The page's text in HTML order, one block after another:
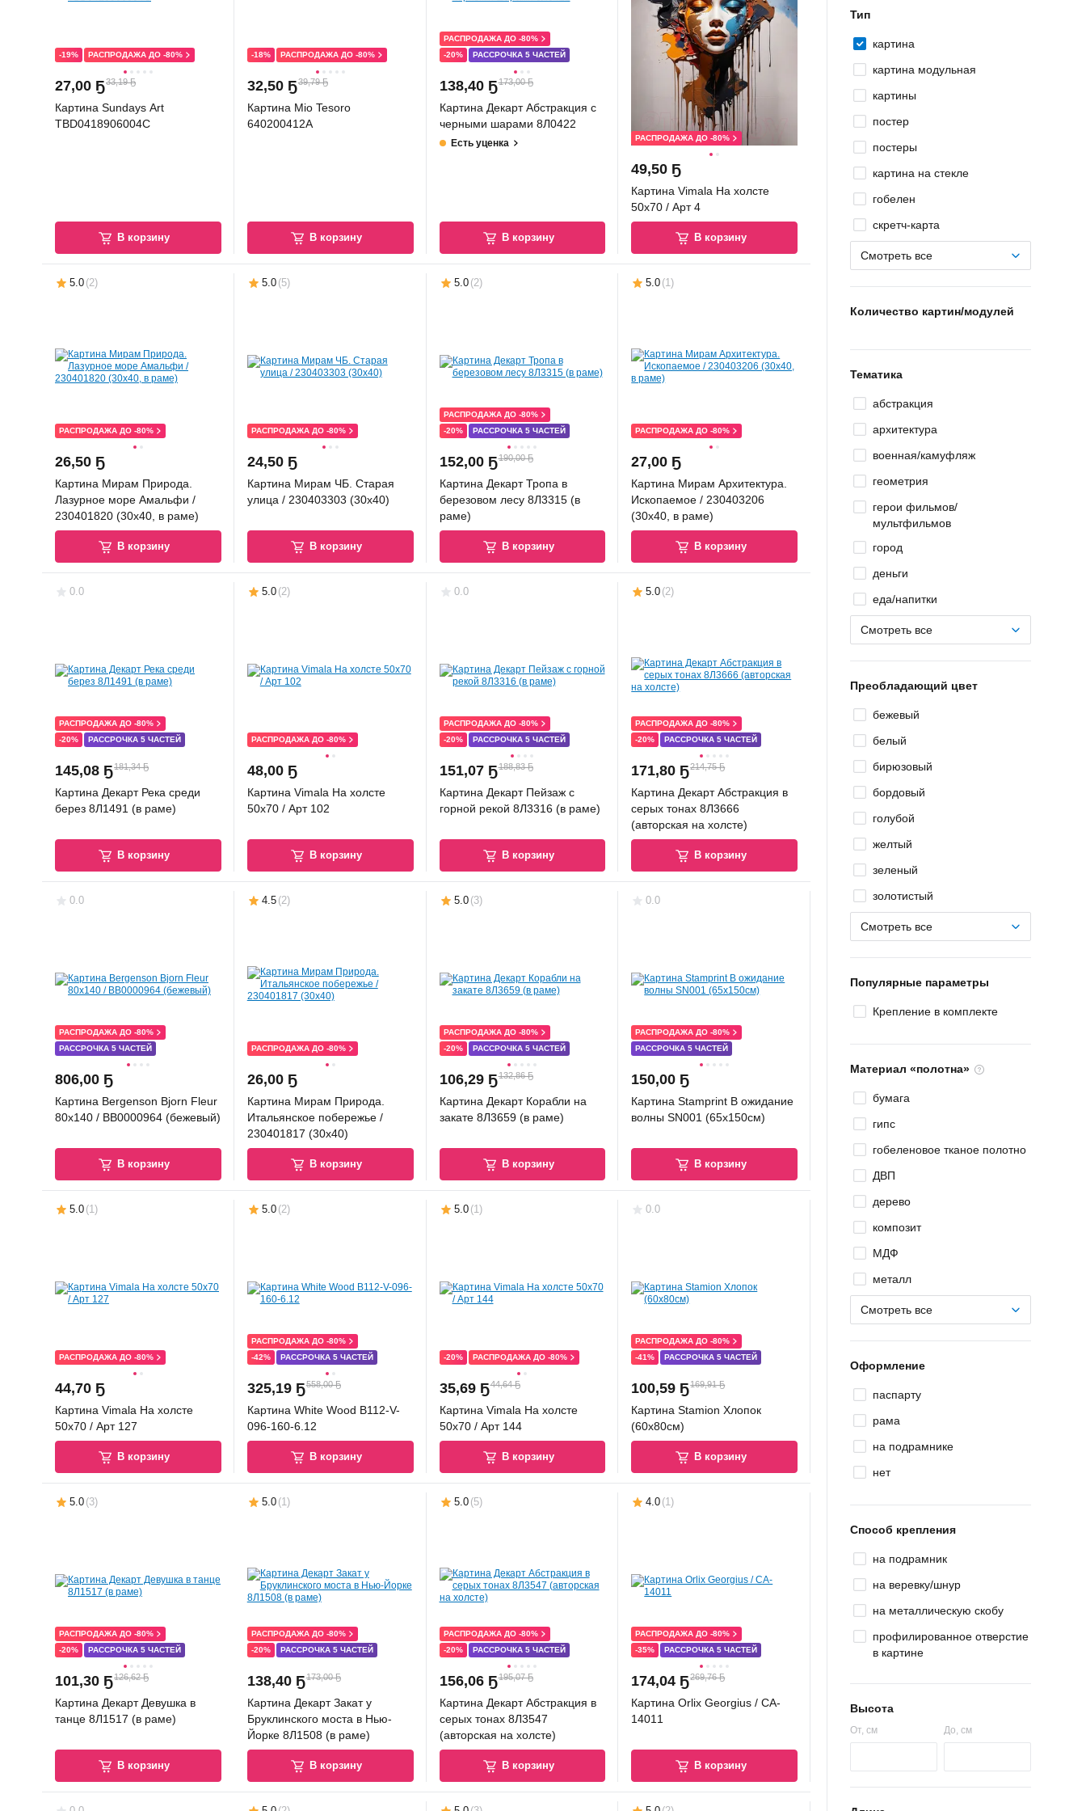
-19% РАСПРОДАЖА ДО -80%
27,00 Ҕ33,19 Ҕ
Картина Sundays Art
TBD0418906004C
В корзину
-18% РАСПРОДАЖА ДО -80%
32,50 Ҕ39,79 Ҕ
Картина Mio Tesoro
640200412A
В корзину
-20% РАССРОЧКА 5 ЧАСТЕЙ
РАСПРОДАЖА ДО -80%
138,40 Ҕ173,00 Ҕ
Картина Декарт Абстракция с
черными шарами 8Л0422
Есть уценка
В корзину
РАСПРОДАЖА ДО -80%
49,50 Ҕ
Картина Vimala На холсте
50x70 / Арт 4
В корзину
5.0 (2)
РАСПРОДАЖА ДО -80%
26,50 Ҕ
Картина Мирам Природа.
Лазурное море Амальфи /
230401820 (30x40, в раме)
В корзину
5.0 (5)
РАСПРОДАЖА ДО -80%
24,50 Ҕ
Картина Мирам ЧБ. Старая
улица / 230403303 (30x40)
В корзину
5.0 (2)
-20% РАССРОЧКА 5 ЧАСТЕЙ
РАСПРОДАЖА ДО -80%
152,00 Ҕ190,00 Ҕ
Картина Декарт Тропа в
березовом лесу 8Л3315 (в
раме)
В корзину
5.0 (1)
РАСПРОДАЖА ДО -80%
27,00 Ҕ
Картина Мирам Архитектура.
Ископаемое / 230403206
(30x40, в раме)
В корзину
0.0
-20% РАССРОЧКА 5 ЧАСТЕЙ
РАСПРОДАЖА ДО -80%
145,08 Ҕ181,34 Ҕ
Картина Декарт Река среди
берез 8Л1491 (в раме)
В корзину
5.0 (2)
РАСПРОДАЖА ДО -80%
48,00 Ҕ
Картина Vimala На холсте
50x70 / Арт 102
В корзину
0.0
-20% РАССРОЧКА 5 ЧАСТЕЙ
РАСПРОДАЖА ДО -80%
151,07 Ҕ188,83 Ҕ
Картина Декарт Пейзаж с
горной рекой 8Л3316 (в раме)
В корзину
5.0 (2)
-20% РАССРОЧКА 5 ЧАСТЕЙ
РАСПРОДАЖА ДО -80%
171,80 Ҕ214,75 Ҕ
Картина Декарт Абстракция в
серых тонах 8Л3666
(авторская на холсте)
В корзину
0.0
РАССРОЧКА 5 ЧАСТЕЙ
РАСПРОДАЖА ДО -80%
806,00 Ҕ
Картина Bergenson Bjorn Fleur
80x140 / BB0000964 (бежевый)
В корзину
4.5 (2)
РАСПРОДАЖА ДО -80%
26,00 Ҕ
Картина Мирам Природа.
Итальянское побережье /
230401817 (30x40)
В корзину
5.0 (3)
-20% РАССРОЧКА 5 ЧАСТЕЙ
РАСПРОДАЖА ДО -80%
106,29 Ҕ132,86 Ҕ
Картина Декарт Корабли на
закате 8Л3659 (в раме)
В корзину
0.0
РАССРОЧКА 5 ЧАСТЕЙ
РАСПРОДАЖА ДО -80%
150,00 Ҕ
Картина Stamprint В ожидание
волны SN001 (65x150см)
В корзину
5.0 (1 )
РАСПРОДАЖА ДО -80%
44,70 Ҕ
Картина Vimala На холсте
50x70 / Арт 127
В корзину
5.0 (2)
-42% РАССРОЧКА 5 ЧАСТЕЙ
РАСПРОДАЖА ДО -80%
325,19 Ҕ558,00 Ҕ
Картина White Wood B112-V-
096-160-6.12
В корзину
5.0 (1 )
-20% РАСПРОДАЖА ДО -80%
35,69 Ҕ44,64 Ҕ
Картина Vimala На холсте
50x70 / Арт 144
В корзину
0.0
-41% РАССРОЧКА 5 ЧАСТЕЙ
РАСПРОДАЖА ДО -80%
100,59 Ҕ169,91 Ҕ
Картина Stamion Хлопок
(60x80см)
В корзину
5.0 (3)
-20% РАССРОЧКА 5 ЧАСТЕЙ
РАСПРОДАЖА ДО -80%
101,30 Ҕ126,62 Ҕ
Картина Декарт Девушка в
танце 8Л1517 (в раме)
В корзину
5.0 (1 )
-20% РАССРОЧКА 5 ЧАСТЕЙ
РАСПРОДАЖА ДО -80%
138,40 Ҕ173,00 Ҕ
Картина Декарт Закат у
Бруклинского моста в Нью-
Йорке 8Л1508 (в раме)
В корзину
5.0 (5)
-20% РАССРОЧКА 5 ЧАСТЕЙ
РАСПРОДАЖА ДО -80%
156,06 Ҕ195,07 Ҕ
Картина Декарт Абстракция в
серых тонах 8Л3547
(авторская на холсте)
В корзину
4.0 (1)
-35% РАССРОЧКА 5 ЧАСТЕЙ
РАСПРОДАЖА ДО -80%
174,04 Ҕ269,76 Ҕ
Картина Orlix Georgius / CA-
14011
В корзину
Тип
картина
картина модульная
картины
постер
постеры
картина на стекле
гобелен
скретч-карта
Смотреть все
Количество картин/модулей
Тематика
абстракция
архитектура
военная/камуфляж
геометрия
герои фильмов/
мультфильмов
город
деньги
еда/напитки
Смотреть все
Преобладающий цвет
бежевый
белый
бирюзовый
бордовый
голубой
желтый
зеленый
золотистый
Смотреть все
Популярные параметры
Крепление в комплекте
Материал «полотна»
бумага
гипс
гобеленовое тканое полотно
ДВП
дерево
композит
МДФ
металл
Смотреть все
Оформление
паспарту
рама
на подрамнике
нет
Способ крепления
на подрамник
на веревку/шнур
на металлическую скобу
профилированное отверстие
в картине
Высота
От, см До, см